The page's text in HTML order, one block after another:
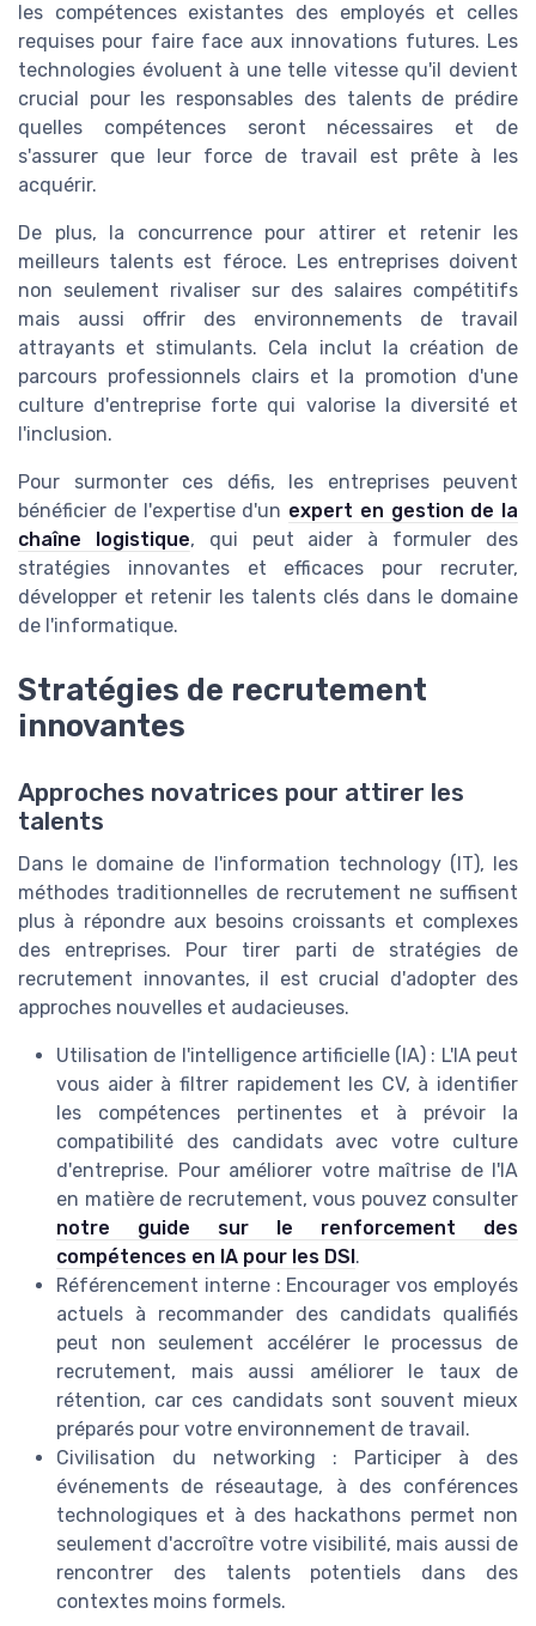
les compétences existantes des employés et celles
requises pour faire face aux innovations futures. Les
technologies évoluent à une telle vitesse qu'il devient
crucial pour les responsables des talents de prédire
quelles compétences seront nécessaires et de
s'assurer que leur force de travail est prête à les
acquérir.
De plus, la concurrence pour attirer et retenir les
meilleurs talents est féroce. Les entreprises doivent
non seulement rivaliser sur des salaires compétitifs
mais aussi offrir des environnements de travail
attrayants et stimulants. Cela inclut la création de
parcours professionnels clairs et la promotion d'une
culture d'entreprise forte qui valorise la diversité et
l'inclusion.
Pour surmonter ces défis, les entreprises peuvent
bénéficier de l'expertise d'un expert en gestion de la
chaîne logistique, qui peut aider à formuler des
stratégies innovantes et efficaces pour recruter,
développer et retenir les talents clés dans le domaine
de l'informatique.
Stratégies de recrutement
innovantes
Approches novatrices pour attirer les
talents
Dans le domaine de l'information technology (IT), les
méthodes traditionnelles de recrutement ne suffisent
plus à répondre aux besoins croissants et complexes
des entreprises. Pour tirer parti de stratégies de
recrutement innovantes, il est crucial d'adopter des
approches nouvelles et audacieuses.
Utilisation de l'intelligence artificielle (IA) : L'IA peut
vous aider à filtrer rapidement les CV, à identifier
les compétences pertinentes et à prévoir la
compatibilité des candidats avec votre culture
d'entreprise. Pour améliorer votre maîtrise de l'IA
en matière de recrutement, vous pouvez consulter
notre guide sur le renforcement des
compétences en IA pour les DSI .
Référencement interne : Encourager vos employés
actuels à recommander des candidats qualifiés
peut non seulement accélérer le processus de
recrutement, mais aussi améliorer le taux de
rétention, car ces candidats sont souvent mieux
préparés pour votre environnement de travail.
Civilisation du networking : Participer à des
événements de réseautage, à des conférences
technologiques et à des hackathons permet non
seulement d'accroître votre visibilité, mais aussi de
rencontrer des talents potentiels dans des
contextes moins formels.